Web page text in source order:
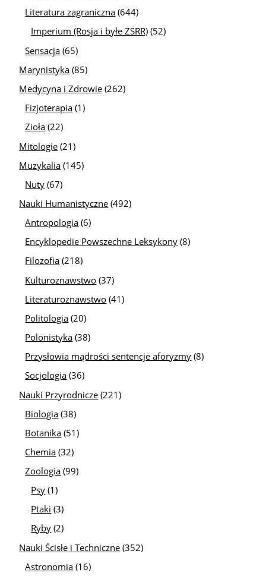
Literatura zagraniczna (644)
Imperium (Rosja i byłe ZSRR) (52)
Sensacja (65)
Marynistyka (85)
Medycyna i Zdrowie (262)
Fizjoterapia (1)
Zioła (22)
Mitologie (21)
Muzykalia (145)
Nuty (67)
Nauki Humanistyczne (492)
Antropologia (6)
Encyklopedie Powszechne Leksykony (8)
Filozofia (218)
Kulturoznawstwo (37)
Literaturoznawstwo (41)
Politologia (20)
Polonistyka (38)
Przysłowia mądrości sentencje aforyzmy (8)
Socjologia (36)
Nauki Przyrodnicze (221)
Biologia (38)
Botanika (51)
Chemia (32)
Zoologia (99)
Psy (1)
Ptaki (3)
Ryby (2)
Nauki Ścisłe i Techniczne (352)
Astronomia (16)